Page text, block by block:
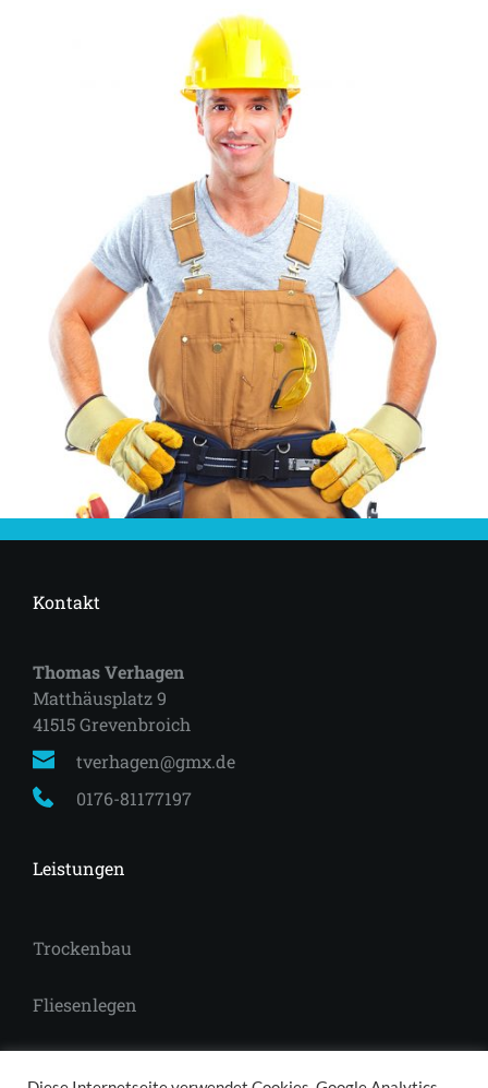
Kontakt
Thomas Verhagen
Matthäusplatz 9
41515 Grevenbroich
tverhagen@gmx.de
0176-81177197
Leistungen
Trockenbau
Fliesenlegen